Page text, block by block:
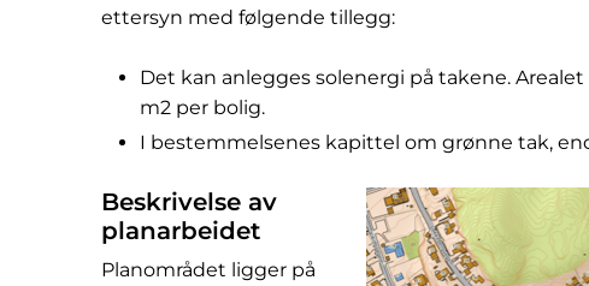
ettersyn med følgende tillegg:
Det kan anlegges solenergi på takene.
m2 per bolig.
I bestemmelsenes kapittel om grønne tak,
Beskrivelse av
planarbeidet
Planområdet ligger på